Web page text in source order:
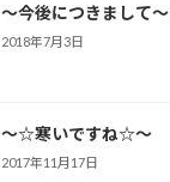
～今後につきまして～
2018年7月3日
～☆寒いですね☆～
2017年11月17日